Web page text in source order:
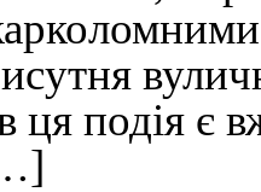
ця подія є